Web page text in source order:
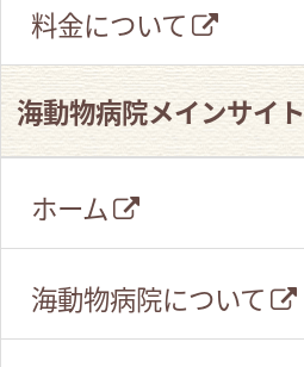
料金について
海動物病院メインサイト
ホーム
海動物病院について